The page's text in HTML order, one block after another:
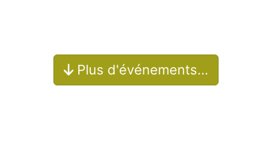
Plus d'événements…